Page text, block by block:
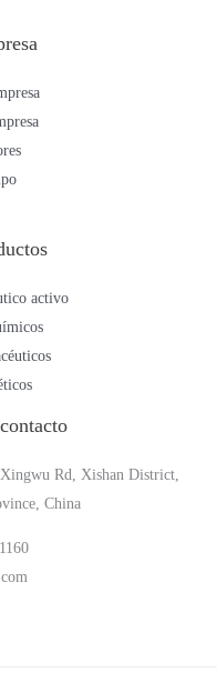
activo
Rd, Xishan District,
China